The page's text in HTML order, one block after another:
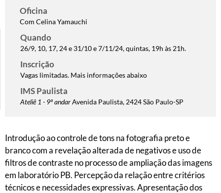
Oficina
Com Celina Yamauchi
Quando
26/9, 10, 17, 24 e 31/10 e 7/11/24, quintas, 19h às 21h.
Inscrição
Vagas limitadas. Mais informações abaixo
IMS Paulista
Ateliê 1 - 9º andarAvenida Paulista, 2424 São Paulo-SP
Introdução ao controle de tons na fotografia preto e
branco com a revelação alterada de negativos e uso de
filtros de contraste no processo de ampliação das imagens
em laboratório PB. Percepção da relação entre critérios
técnicos e necessidades expressivas. Apresentação dos